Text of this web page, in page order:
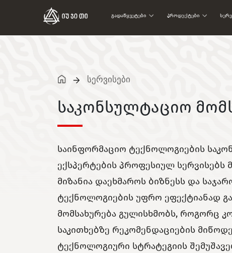
Გადაწყვეტები Პროდუქტები
სერვისები
საკონსულტაციო
საინფორმაციო ტექნოლოგიების
ექსპერტების პროფესიულ სერვისებს
მიზანია დაეხმაროს ბიზნესს და
ტექნოლოგიების უფრო ეფექტიანად
მომსახურება გულისხმობს, როგორც
საკითხებზე რეკომენდაციების
ტექნოლოგიური სტრატეგიის